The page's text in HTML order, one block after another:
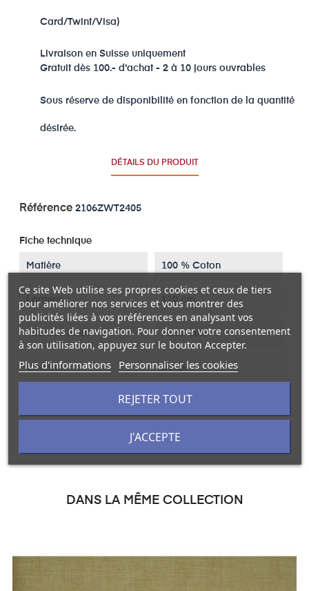
Card/Twint/Visa)
Livraison en Suisse uniquement
Gratuit dès 100.- d'achat - 2 à 10 jours ouvrables
Sous réserve de disponibilité en fonction de la quantité
désirée.
DÉTAILS DU PRODUIT
Référence 2106ZWT2405
Fiche technique
Matière 100 % Coton
Largeur
Thème / Motif Faux-unis
Couleur Beige
Au mètre linéaire
DANS LA MÊME COLLECTION
Ce site Web utilise ses propres cookies et ceux de tiers
pour améliorer nos services et vous montrer des
publicités liées à vos préférences en analysant vos
habitudes de navigation. Pour donner votre consentement
à son utilisation, appuyez sur le bouton Accepter.
Plus d'informations Personnaliser les cookies
REJETER TOUT
J'ACCEPTE